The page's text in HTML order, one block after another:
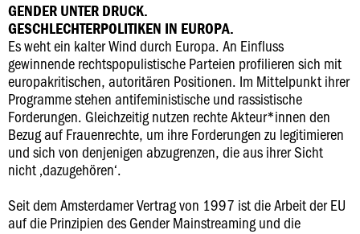
GENDER UNTER DRUCK.
GESCHLECHTERPOLITIKEN IN EUROPA.
Es weht ein kalter Wind durch Europa. An Einfluss
gewinnende rechtspopulistische Parteien profilieren sich mit
europakritischen, autoritären Positionen. Im Mittelpunkt ihrer
Programme stehen antifeministische und rassistische
Forderungen. Gleichzeitig nutzen rechte Akteur*innen den
Bezug auf Frauenrechte, um ihre Forderungen zu legitimieren
und sich von denjenigen abzugrenzen, die aus ihrer Sicht
nicht ‚dazugehören‘.
Seit dem Amsterdamer Vertrag von 1997 ist die Arbeit der EU
auf die Prinzipien des Gender Mainstreaming und die